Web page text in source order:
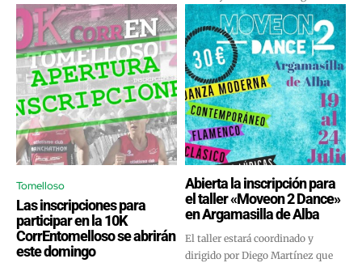
Tomelloso
Las inscripciones para
participar en la 10K
CorrEntomelloso se abrirán
este domingo
Abierta la inscripción para
el taller «Moveon 2 Dance»
en Argamasilla de Alba
El taller estará coordinado y
dirigido por Diego Martínez que